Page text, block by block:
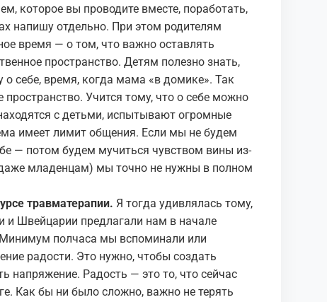
которое вы проводите вместе, поработать,
напишу отдельно. При этом родителям
время — о том, что важно оставлять
пространство. Детям полезно знать,
о себе, время, когда мама «в домике». Так
пространство. Учится тому, что о себе можно
с детьми, испытывают огромные
имеет лимит общения. Если мы не будем
— потом будем мучиться чувством вины из-
младенцам) мы точно не нужны в полном
травматерапии. Я тогда удивлялась тому,
и Швейцарии предлагали нам в начале
полчаса мы вспоминали или
радости. Это нужно, чтобы создать
напряжение. Радость — это то, что сейчас
Как бы ни было сложно, важно не терять